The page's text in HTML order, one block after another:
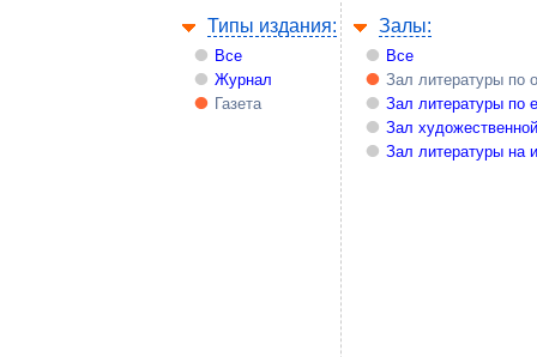
Типы издания:
Все
Журнал
Газета
Залы:
Все
Зал литературы по
Зал литературы по
Зал
Зал литературы на